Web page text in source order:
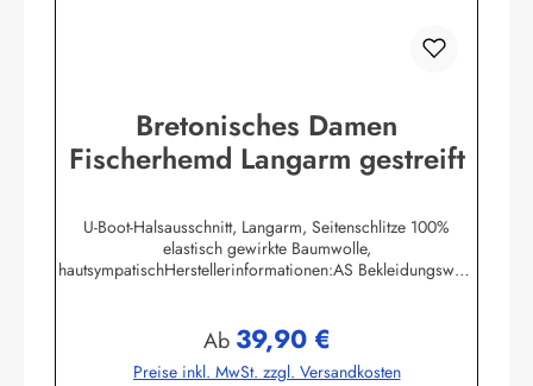
Bretonisches Damen
Fischerhemd Langarm gestreift
U-Boot-Halsausschnitt, Langarm, Seitenschlitze 100%
elastisch gewirkte Baumwolle,
hautsympatischHerstellerinformationen:AS Bekleidungswerk
Regulärer Preis:
Ab 39,90 €
Preise inkl. MwSt. zzgl. Versandkosten